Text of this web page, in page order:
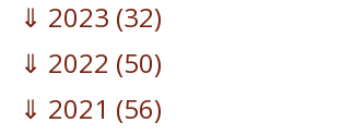
2023 (32)
2022 (50)
2021 (56)